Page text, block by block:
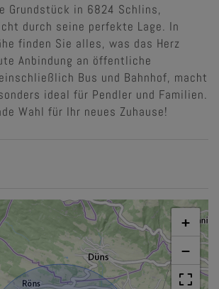
Grundstück in 6824 Schlins,
durch seine perfekte Lage. In
finden Sie alles, was das Herz
Anbindung an öffentliche
Bus und Bahnhof, macht
ideal für Pendler und Familien.
Wahl für Ihr neues Zuhause!
+
−